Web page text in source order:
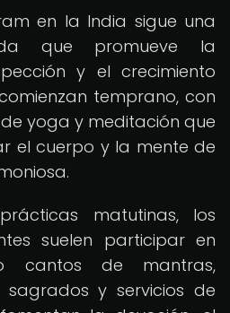
en la India sigue una
que promueve la
y el crecimiento
temprano, con
yoga y meditación que
el cuerpo y la mente de
matutinas, los
suelen participar en
cantos de mantras,
y servicios de